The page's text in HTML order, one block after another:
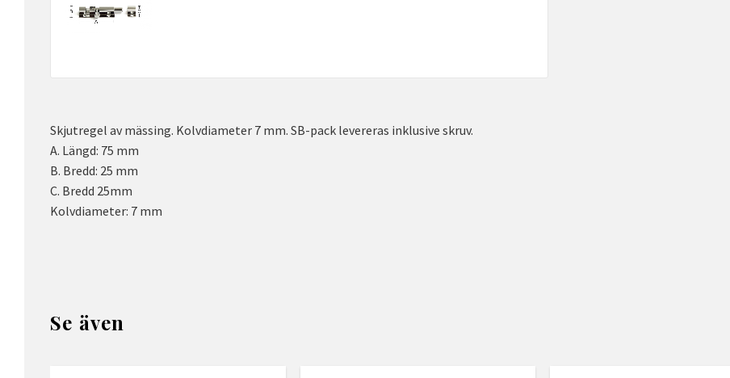
Skjutregel av mässing. Kolvdiameter 7 mm. SB-pack levereras inklusive skruv.
A. Längd: 75 mm
B. Bredd: 25 mm
C. Bredd 25mm
Kolvdiameter: 7 mm
Se även